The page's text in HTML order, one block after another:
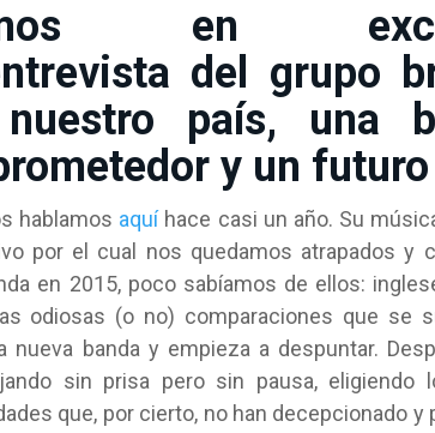
en
del grupo
país, una
y un
hablamos aquíhace casi un año. Su
por el cual nos quedamos atrapados y
en 2015, poco sabíamos de ellos:
odiosas (o no) comparaciones que se
nueva banda y empieza a despuntar.
sin prisa pero sin pausa, eligiendo
que, por cierto, no han decepcionado y